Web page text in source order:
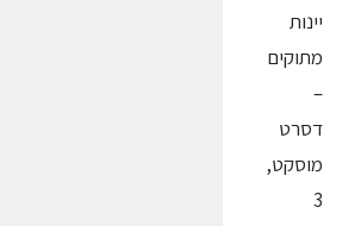
יינות
מתוקים
–
דסרט
מוסקט,
3